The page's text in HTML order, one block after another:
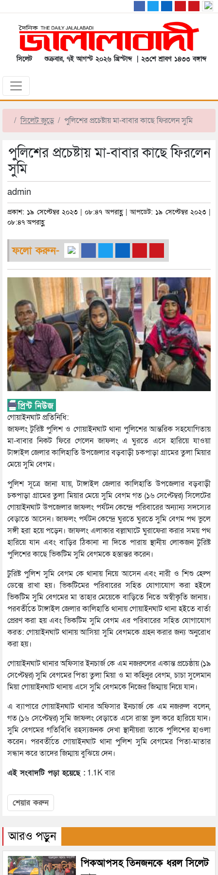
সিলেট শুক্রবার, ৭ই আগস্ট ২০২৬ খ্রিস্টাব্দ | ২৩শে শ্রাবণ ১৪৩৩ বঙ্গাব্দ
সিলেট জুড়ে পুলিশের প্রচেষ্টায় মা-বাবার কাছে ফিরলেন সুমি
পুলিশের প্রচেষ্টায় মা-বাবার কাছে ফিরলেন
সুমি
admin
প্রকাশ: ১৯ সেপ্টেম্বর ২০২৩ | ০৮:৪৭ অপরাহ্ণ | আপডেট: ১৯ সেপ্টেম্বর ২০২৩ |
০৮:৪৭ অপরাহ্ণ
ফলো করুন-
গোয়াইনঘাট প্রতিনিধি:
জাফলং টুরিষ্ট পুলিশ ও গোয়াইনঘাট থানা পুলিশের আন্তরিক সহযোগিতায়
মা-বাবার নিকট ফিরে গেলেন জাফলং এ ঘুরতে এসে হারিয়ে যাওয়া
টাঙ্গাইল জেলার কালিহাতি উপজেলার বড়বাড়ী চকপাড়া গ্রামের তুলা মিয়ার
মেয়ে সুমি বেগম।
পুলিশ সূত্রে জানা যায়, টাঙ্গাইল জেলার কালিহাতি উপজেলার বড়বাড়ী
চকপাড়া গ্রামের তুলা মিয়ার মেয়ে সুমি বেগম গত (১৬ সেপ্টেম্বর) সিলেটের
গোয়াইনঘাট উপজেলার জাফলং পর্যটন কেন্দ্রে পরিবারের অন্যান্য সদস্যের
বেড়াতে আসেন। জাফলং পর্যটন কেন্দ্রে ঘুরতে ঘুরতে সুমি বেগম পথ ভুলে
সঙ্গী হরা হয়ে পড়েন। জাফলং এলাকার বল্লাঘাটে ঘুরাফেরা করার সময় পথ
হারিয়ে যান এবং বাড়ির ঠিকানা না দিতে পারায় স্থানীয় লোকজন টুরিষ্ট
পুলিশের কাছে ভিকটিম সুমি বেগমকে হস্তান্তর করেন।
টুরিষ্ট পুলিশ সুমি বেগম কে থানায় নিয়ে আসেন এবং নারী ও শিশু হেল্প
ডেক্সে রাখা হয়। ভিকটিমের পরিবারের সহিত যোগাযোগ করা হইলে
ভিকটিম সুমি বেগমের মা তাহার মেয়েকে বাড়িতে নিতে অস্বীকৃতি জানায়।
পরবর্তীতে টাঙ্গাইল জেলার কালিহাতি থানায় গোয়াইনঘাট থানা হইতে বার্তা
প্রেরণ করা হয় এবং ভিকটিম সুমি বেগম এর পরিবারের সহিত যোগাযোগ
করত: গোয়াইনঘাট থানায় আসিয়া সুমি বেগমকে গ্রহন করার জন্য অনুরোধ
করা হয়।
গোয়াইনঘাট থানার অফিসার ইনচার্জ কে এম নজরুলের একান্ত প্রচেষ্ঠায় (১৯
সেপ্টেম্বর) সুমি বেগমের পিতা তুলা মিয়া ও মা কহিনুর বেগম, চাচা সুলেমান
মিয়া গোয়াইনঘাট থানায় এসে সুমি বেগমকে নিজের জিম্মায় নিয়ে যান।
এ ব্যাপারে গোয়াইনঘাট থানার অফিসার ইনচার্জ কে এম নজরুল বলেন,
গত (১৬ সেপ্টেম্বর) সুমি জাফলং বেড়াতে এসে রাস্তা ভুল করে হারিয়ে যান।
সুমি বেগমের গতিবিধি রহস্যজনক দেখা স্থানীয়রা তাকে পুলিশের হাওলা
করেন। পরবর্তীতে গোয়াইনঘাট থানা পুলিশ সুমি বেগমের পিতা-মাতার
সন্ধান করে তাদের জিম্মায় বুঝিয়ে দেন।
এই সংবাদটি পড়া হয়েছে : 1.1K বার
শেয়ার করুন
আরও পড়ুন
পিকআপসহ তিনজনকে ধরল সিলেট